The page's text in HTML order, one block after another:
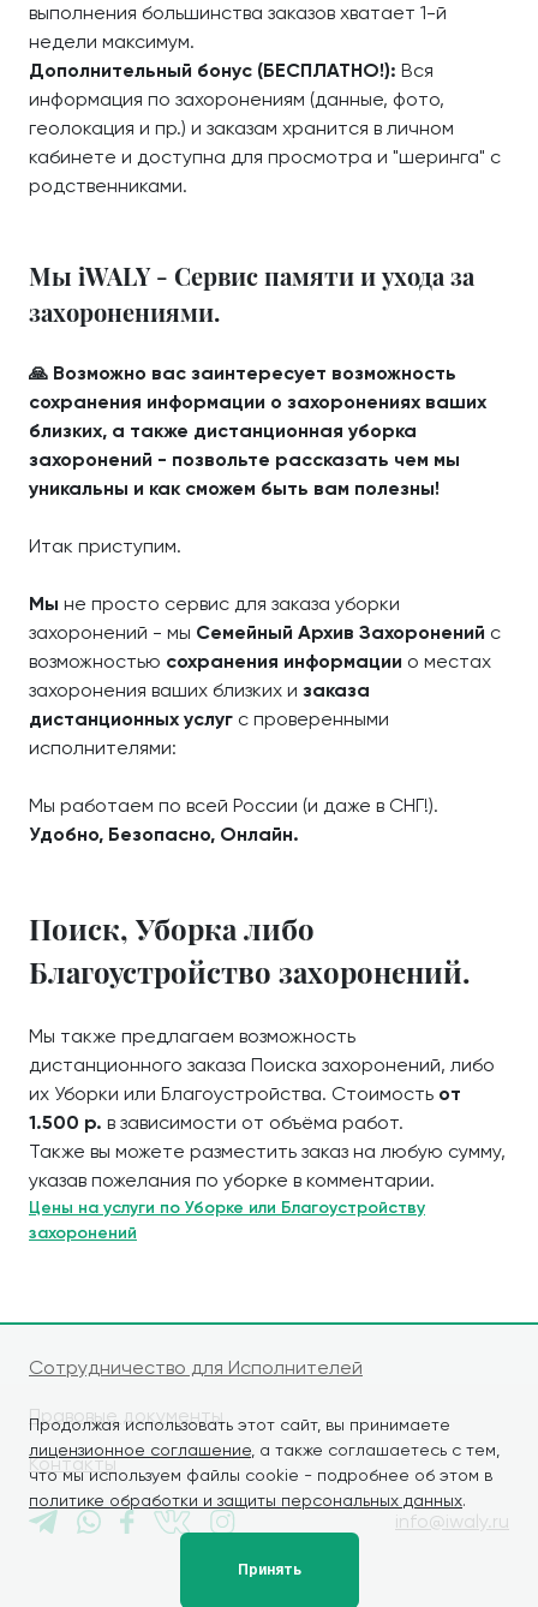
Продолжая использовать этот сайт, вы принимаете
лицензионное соглашение , а также соглашаетесь с тем,
что мы используем файлы cookie - подробнее об этом в
политике обработки и защиты персональных данных.
Принять
выполнения большинства заказов хватает 1-й
недели максимум.
Дополнительный бонус (БЕСПЛАТНО!): Вся
информация по захоронениям (данные, фото,
геолокация и пр.) и заказам хранится в личном
кабинете и доступна для просмотра и "шеринга" с
родственниками.
Мы iWALY - Сервис памяти и ухода за
захоронениями.
🙏 Возможно вас заинтересует возможность
сохранения информации о захоронениях ваших
близких, а также дистанционная уборка
захоронений - позвольте рассказать чем мы
уникальны и как сможем быть вам полезны!
Итак приступим.
Мы не просто сервис для заказа уборки
захоронений - мы Семейный Архив Захоронений с
возможностью сохранения информации о местах
захоронения ваших близких и заказа
дистанционных услуг с проверенными
исполнителями:
Мы работаем по всей России (и даже в СНГ!).
Удобно, Безопасно, Онлайн.
Поиск, Уборка либо
Благоустройство захоронений.
Мы также предлагаем возможность
дистанционного заказа Поиска захоронений, либо
их Уборки или Благоустройства. Стоимость от
1.500 р. в зависимости от объёма работ.
Также вы можете разместить заказ на любую сумму,
указав пожелания по уборке в комментарии.
Цены на услуги по Уборке или Благоустройству
захоронений
Сотрудничество для Исполнителей
Правовые документы
Контакты
info@iwaly.ru